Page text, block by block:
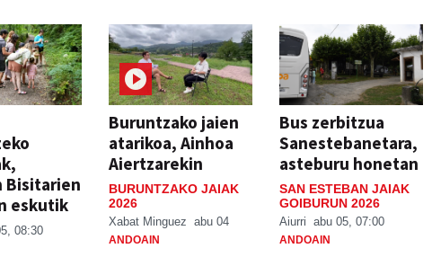
Bisitarien
eskutik
08:30
Buruntzako jaien
atarikoa, Ainhoa
Aiertzarekin
BURUNTZAKO JAIAK
2026
Xabat Minguez abu 04
ANDOAIN
Bus zerbitzua
Sanestebanetara,
asteburu honetan
SAN ESTEBAN JAIAK
GOIBURUN 2026
Aiurri abu 05, 07:00
ANDOAIN